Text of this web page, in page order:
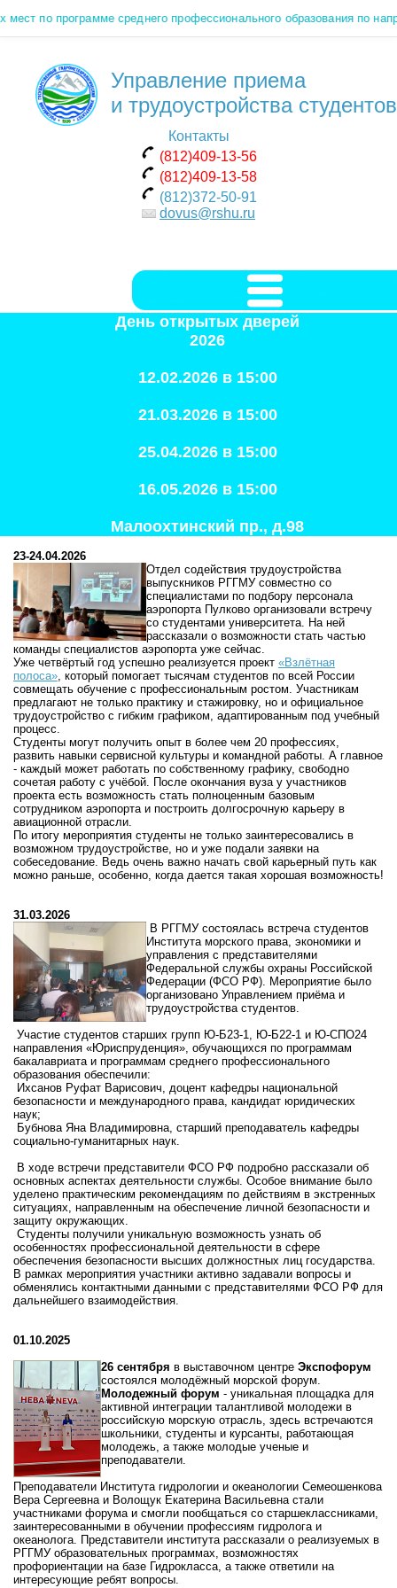
по программе среднего профессионального образования по
Управление приема
и трудоустройства студентов
Контакты
(812)409-13-56
(812)409-13-58
(812)372-50-91
dovus@rshu.ru
23-24.04.2026
Отдел содействия трудоустройства
выпускников РГГМУ совместно со
специалистами по подбору персонала
аэропорта Пулково организовали встречу
со студентами университета. На ней
рассказали о возможности стать частью
команды специалистов аэропорта уже сейчас.
Уже четвёртый год успешно реализуется проект «Взлётная
полоса», который помогает тысячам студентов по всей России
совмещать обучение с профессиональным ростом. Участникам
предлагают не только практику и стажировку, но и официальное
трудоустройство с гибким графиком, адаптированным под учебный
процесс.
Студенты могут получить опыт в более чем 20 профессиях,
развить навыки сервисной культуры и командной работы. А главное
- каждый может работать по собственному графику, свободно
сочетая работу с учёбой. После окончания вуза у участников
проекта есть возможность стать полноценным базовым
сотрудником аэропорта и построить долгосрочную карьеру в
авиационной отрасли.
По итогу мероприятия студенты не только заинтересовались в
возможном трудоустройстве, но и уже подали заявки на
собеседование. Ведь очень важно начать свой карьерный путь как
можно раньше, особенно, когда дается такая хорошая возможность!
31.03.2026
В РГГМУ состоялась встречастудентов
Институтаморского права, экономики и
управления с представителями
Федеральной службы охраны Российской
Федерации (ФСО РФ). Мероприятие было
организовано Управлением приёмаи
трудоустройствастудентов.
Участие студентов старших групп Ю‑Б23‑1, Ю‑Б22‑1 и Ю‑СПО24
направления «Юриспруденция», обучающихся по программам
бакалавриата и программам среднего профессионального
образования обеспечили:
Ихсанов Руфат Варисович, доцент кафедры национальной
безопасности и международного права, кандидат юридических
наук;
Бубнова Яна Владимировна, старший преподаватель кафедры
социально‑гуманитарных наук.
В ходе встречи представители ФСО РФ подробно рассказали об
основных аспектах деятельности службы. Особое внимание было
уделено практическим рекомендациям по действиям в экстренных
ситуациях, направленным наобеспечение личной безопасности и
защиту окружающих.
Студенты получили уникальную возможность узнать об
особенностях профессиональной деятельности в сфере
обеспечения безопасности высших должностных лицгосударства.
В рамках мероприятия участники активно задавали вопросы и
обменялись контактными данными с представителями ФСО РФ для
дальнейшего взаимодействия.
01.10.2025
26 сентября в выставочном центре Экспофорум
состоялся молодёжный морской форум.
Молодежный форум - уникальная площадка для
активной интеграции талантливой молодежи в
российскую морскую отрасль, здесь встречаются
школьники, студенты и курсанты, работающая
молодежь, а также молодые ученые и
преподаватели.
Преподаватели Института гидрологии и океанологии Семеошенкова
Вера Сергеевна и Волощук Екатерина Васильевна стали
участниками форума и смогли пообщаться со старшеклассниками,
заинтересованными в обучении профессиям гидролога и
океанолога. Представители института рассказали о реализуемых в
РГГМУ образовательных программах, возможностях
профориентации на базе Гидрокласса, а также ответили на
интересующие ребят вопросы.
День открытых дверей
2026
12.02.2026 в 15:00
21.03.2026 в 15:00
25.04.2026 в 15:00
16.05.2026 в 15:00
Малоохтинский пр., д.98